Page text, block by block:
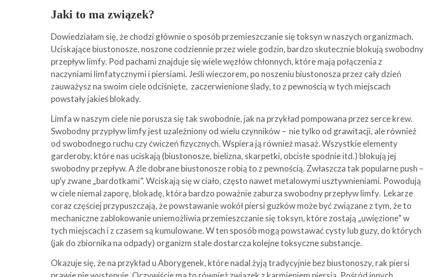
Jaki to ma związek?
Dowiedziałam się, że chodzi głównie o sposób przemieszczanie się toksyn w naszych organizmach.
Uciskające biustonosze, noszone codziennie przez wiele godzin, bardzo skutecznie blokują swobodny
przepływ limfy. Pod pachami znajduje się wiele węzłów chłonnych, które mają połączenia z
naczyniami limfatycznymi i piersiami. Jeśli wieczorem, po noszeniu biustonosza przez cały dzień
zauważysz na swoim ciele odciśnięte, zaczerwienione ślady, to z pewnością w tych miejscach
powstały jakieś blokady.
Limfa w naszym ciele nie porusza się tak swobodnie, jak na przykład pompowana przez serce krew.
Swobodny przypływ limfy jest uzależniony od wielu czynników – nie tylko od grawitacji, ale również
od swobodnego ruchu czy ćwiczeń fizycznych. Wspiera ją również masaż. Wszystkie elementy
garderoby, które nas uciskają (biustonosze, bielizna, skarpetki, obcisłe spodnie itd.) blokują jej
swobodny przepływ. A źle dobrane biustonosze robią to z pewnością. Zwłaszcza tak popularne push –
up’y zwane „bardotkami”. Wciskają się w ciało, często nawet metalowymi usztywnieniami. Powodują
w ciele niemal zaporę, blokadę, która bardzo poważnie zaburza swobodny przepływ limfy. Lekarze
coraz częściej przypuszczają, że powstawanie wokół piersi guzków może być związane z tym, że to
mechaniczne zablokowanie uniemożliwia przemieszczanie się toksyn, które zostają „uwięzione” w
tych miejscach i z czasem są kumulowane. W ten sposób mogą powstawać cysty lub guzy, do których
(jak do zbiornika na odpady) organizm stale dostarcza kolejne toksyczne substancje.
Okazuje się, że na przykład u Aborygenek, które nadal żyją tradycyjnie bez biustonoszy, rak piersi